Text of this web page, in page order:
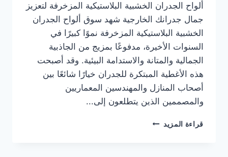
ألواح الجدران الخشبية البلاستيكية المزخرفة لتعزيز
جمال جدرانك الخارجية شهد سوق ألواح الجدران
الخشبية البلاستيكية المزخرفة نموًا كبيرًا في
السنوات الأخيرة، مدفوعًا بمزيج من الجاذبية
الجمالية والمتانة والاستدامة البيئية. وقد أصبحت
هذه الأغطية المبتكرة للجدران خيارًا شائعًا بين
أصحاب المنازل والمهندسين المعماريين
والمصممين الذين يتطلعون إلى...
قراءة المزيد ألواح